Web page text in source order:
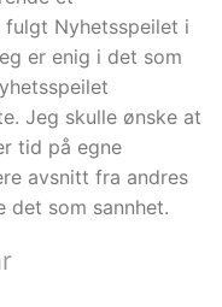
fulgt Nyhetsspeilet i
er enig i det som
Jeg skulle ønske at
tid på egne
avsnitt fra andres
det som sannhet.